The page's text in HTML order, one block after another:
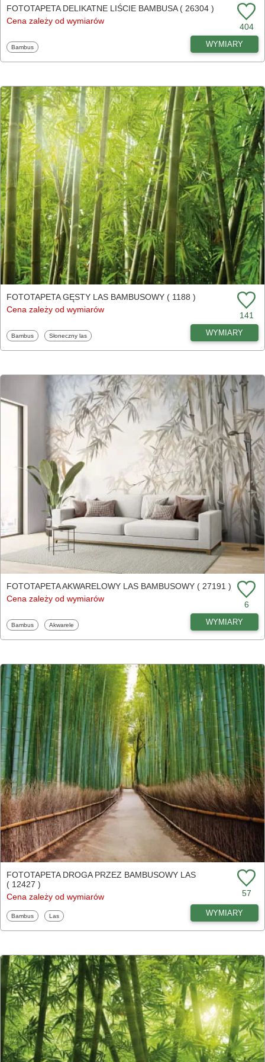
FOTOTAPETA DELIKATNE LIŚCIE BAMBUSA ( 26304 )
Cena zależy od wymiarów
404
Fototapety
Bambus WYMIARY
FOTOTAPETA GĘSTY LAS BAMBUSOWY ( 1188 )
Cena zależy od wymiarów
141
Fototapety
Bambus Fototapety
Słoneczny las WYMIARY
FOTOTAPETA AKWARELOWY LAS BAMBUSOWY ( 27191 )
Cena zależy od wymiarów
6
Fototapety
Bambus Fototapety
Akwarele WYMIARY
FOTOTAPETA DROGA PRZEZ BAMBUSOWY LAS
( 12427 )
Cena zależy od wymiarów
57
Fototapety
Bambus Fototapety
Las WYMIARY